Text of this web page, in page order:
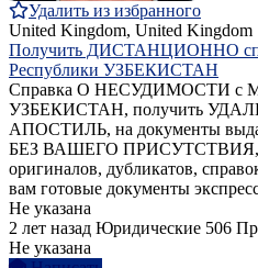
Удалить из избранного
United Kingdom, United Kingdom
Получить ДИСТАНЦИОННО
Республики УЗБЕКИСТАН
Справка О НЕСУДИМОСТИ с
УЗБЕКИСТАН, получить
АПОСТИЛЬ, на документы
БЕЗ ВАШЕГО ПРИСУТСТВИЯ, а
оригиналов, дубликатов,
вам готовые документы
Не указана
2 лет назад Юридические 506
Не указана